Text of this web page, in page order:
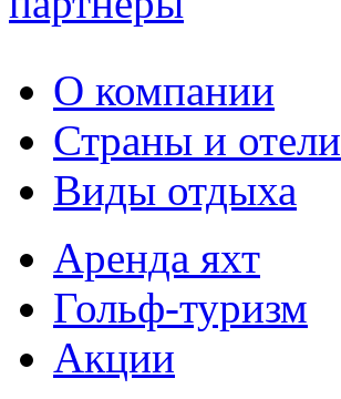
О компании
Страны и отели
Виды отдыха
Аренда яхт
Гольф-туризм
Акции